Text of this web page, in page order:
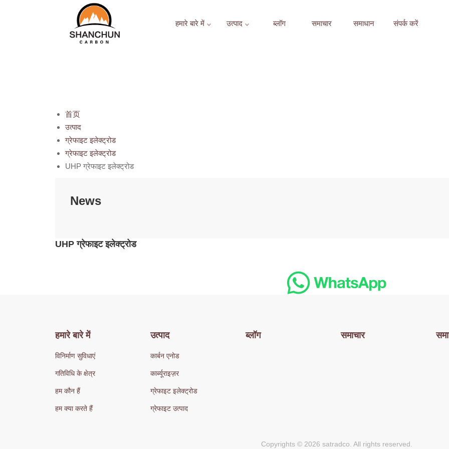
हमारे बारे में उत्पाद ब्लॉग समाचार समाधान संपर्क करें
首页
उत्पाद
ग्रेफाइट इलेक्ट्रोड
ग्रेफाइट इलेक्ट्रोड
UHP ग्रेफाइट इलेक्ट्रोड
News
UHP ग्रेफाइट इलेक्ट्रोड
हमारे बारे में
विनिर्माण सुविधाएं
गतिविधि के क्षेत्र
हम कौन हैं
हम क्या करते हैं
उत्पाद
कार्बन एनोड
कार्ब्यूराइज़र
ग्रेफाइट इलेक्ट्रोड
ग्रेफाइट उत्पाद
ब्लॉग समाचार
Copyrights © 2026 satradco. All rights reserved.